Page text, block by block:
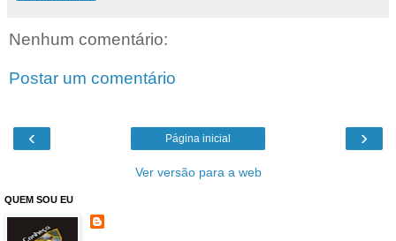
Nenhum comentário:
Postar um comentário
‹ ›
Página inicial
Ver versão para a web
QUEM SOU EU